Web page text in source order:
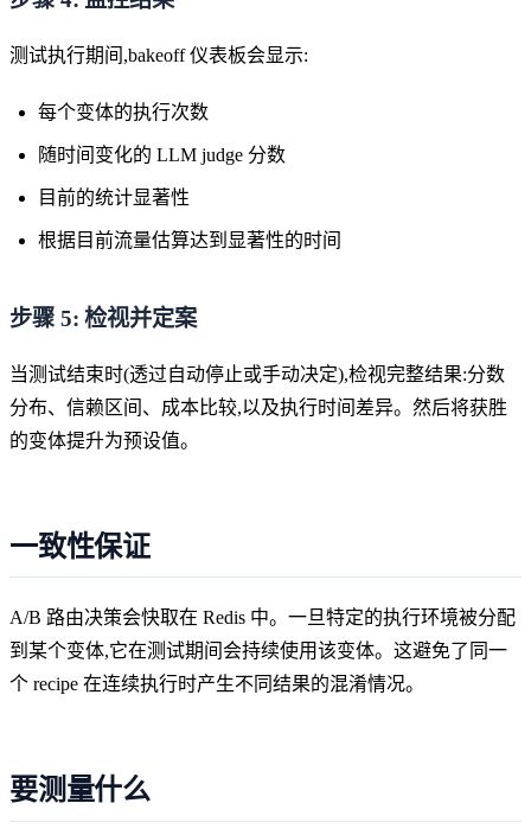
测试执行期间,bakeoff 仪表板会显示:
每个变体的执行次数
随时间变化的 LLM judge 分数
目前的统计显著性
根据目前流量估算达到显著性的时间
步骤 5: 检视并定案
当测试结束时(透过自动停止或手动决定),检视完整结果:分数
分布、信赖区间、成本比较,以及执行时间差异。然后将获胜
的变体提升为预设值。
一致性保证
A/B 路由决策会快取在 Redis 中。一旦特定的执行环境被分配
到某个变体,它在测试期间会持续使用该变体。这避免了同一
个 recipe 在连续执行时产生不同结果的混淆情况。
要测量什么